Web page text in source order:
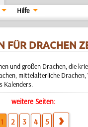
Hilfe
FÜR DRACHEN
und großen Drachen, die
mittelalterliche Drachen,
Kalenders.
weitere Seiten:
1 2 3 4 5